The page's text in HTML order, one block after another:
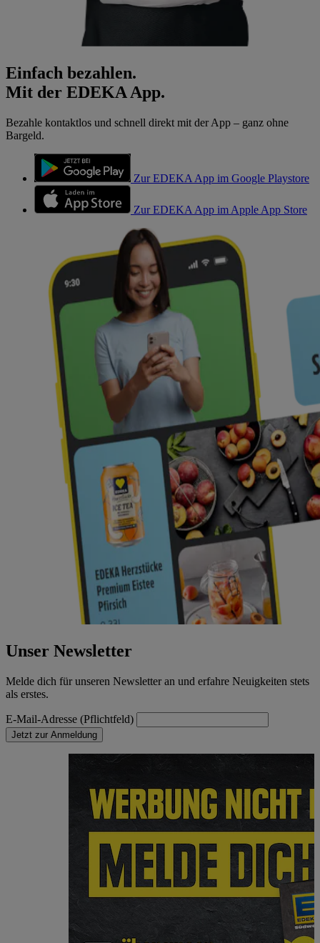
Einfach bezahlen.
Mit der EDEKA App.
Bezahle kontaktlos und schnell direkt mit der App – ganz ohne
Bargeld.
Zur EDEKA App im Google Playstore
Zur EDEKA App im Apple App Store
Unser Newsletter
Melde dich für unseren Newsletter an und erfahre Neuigkeiten stets
als erstes.
E-Mail-Adresse (Pflichtfeld)
Jetzt zur Anmeldung